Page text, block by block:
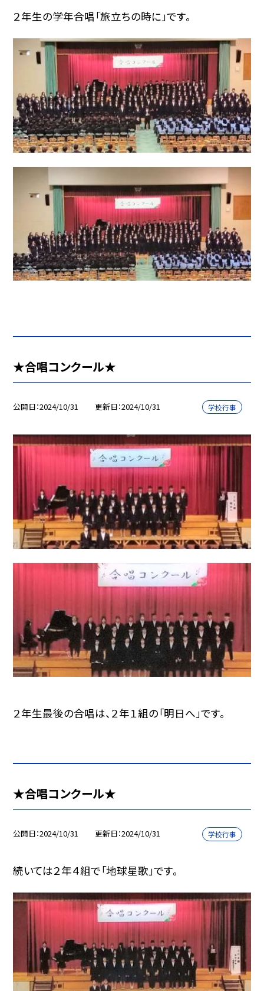
２年生の学年合唱「旅立ちの時に」です。
★合唱コンクール★
公開日 2024/10/31 更新日 2024/10/31 学校行事
２年生最後の合唱は、２年１組の「明日へ」です。
★合唱コンクール★
公開日 2024/10/31 更新日 2024/10/31 学校行事
続いては２年４組で「地球星歌」です。